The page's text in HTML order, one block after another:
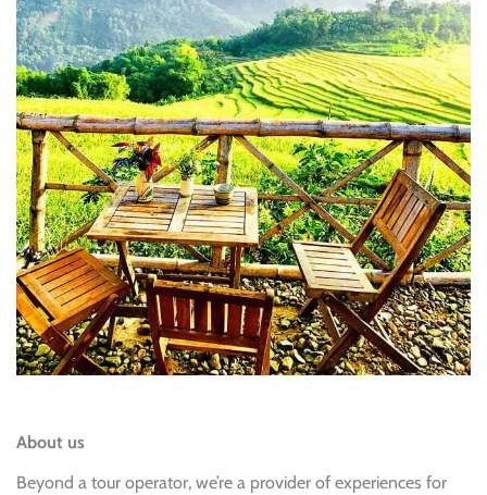
About us
Beyond a tour operator, we’re a provider of experiences for